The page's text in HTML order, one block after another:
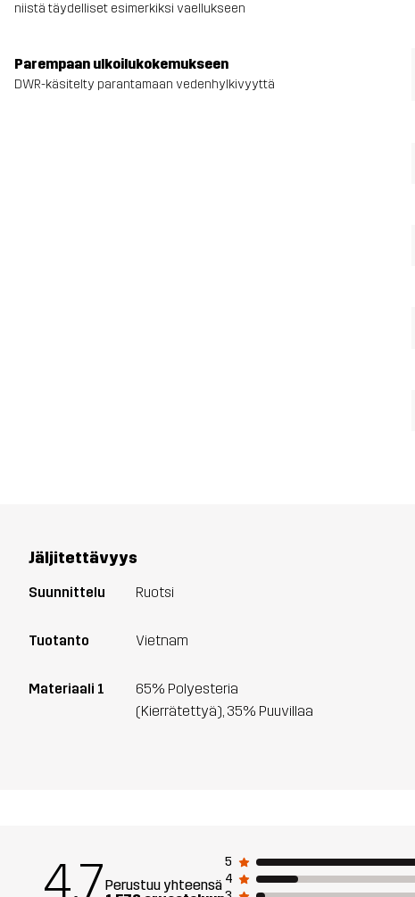
niistä täydelliset esimerkiksi vaellukseen
Parempaan ulkoilukokemukseen
DWR-käsitelty parantamaan vedenhylkivyyttä
Jäljitettävyys
Suunnittelu Ruotsi
Tuotanto Vietnam
Materiaali 1
65% Polyesteria
(Kierrätettyä), 35% Puuvillaa
4.7Perustuu yhteensä
5
4